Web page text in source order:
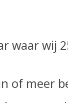
waar wij
of meer